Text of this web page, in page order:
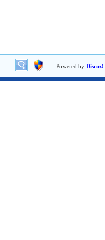
Powered by Discuz!